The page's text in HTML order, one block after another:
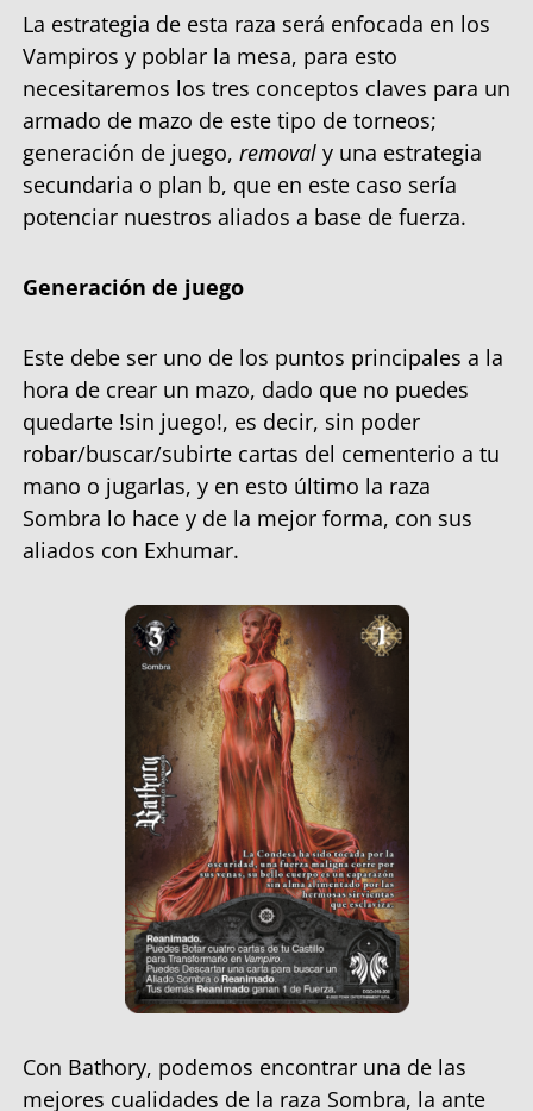
La estrategia de esta raza será enfocada en los
Vampiros y poblar la mesa, para esto
necesitaremos los tres conceptos claves para un
armado de mazo de este tipo de torneos;
generación de juego, removal y una estrategia
secundaria o plan b, que en este caso sería
potenciar nuestros aliados a base de fuerza.
Generación de juego
Este debe ser uno de los puntos principales a la
hora de crear un mazo, dado que no puedes
quedarte !sin juego!, es decir, sin poder
robar/buscar/subirte cartas del cementerio a tu
mano o jugarlas, y en esto último la raza
Sombra lo hace y de la mejor forma, con sus
aliados con Exhumar.
Con Bathory, podemos encontrar una de las
mejores cualidades de la raza Sombra, la ante